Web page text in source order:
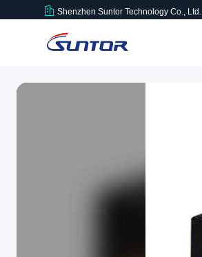
Shenzhen Suntor Technology Co., Ltd.